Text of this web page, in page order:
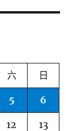
六 日
5 6
12 13